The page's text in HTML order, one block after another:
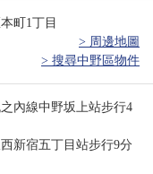
町1丁目
> 周邊地圖
> 搜尋中野區物件
內線中野坂上站步行4
新宿五丁目站步行9分